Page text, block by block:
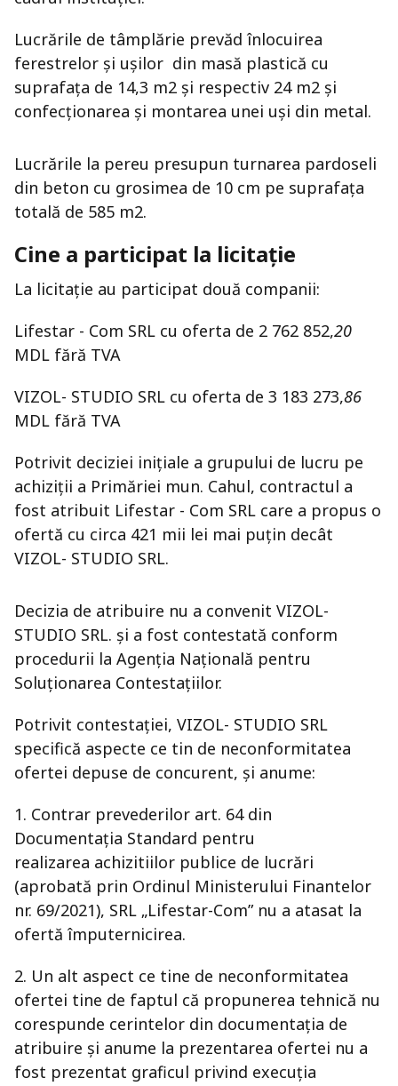
Lucrările de tâmplărie prevăd înlocuirea
ferestrelor și ușilor din masă plastică cu
suprafața de 14,3 m2 și respectiv 24 m2 și
confecționarea și montarea unei uși din metal.
Lucrările la pereu presupun turnarea pardoseli
din beton cu grosimea de 10 cm pe suprafața
totală de 585 m2.
Cine a participat la licitație
La licitație au participat două companii:
Lifestar - Com SRL cu oferta de 2 762 852,20
MDL fără TVA
VIZOL- STUDIO SRL cu oferta de 3 183 273,86
MDL fără TVA
Potrivit deciziei inițiale a grupului de lucru pe
achiziții a Primăriei mun. Cahul, contractul a
fost atribuit Lifestar - Com SRL care a propus o
ofertă cu circa 421 mii lei mai puțin decât
VIZOL- STUDIO SRL.
Decizia de atribuire nu a convenit VIZOL-
STUDIO SRL. și a fost contestată conform
procedurii la Agenția Națională pentru
Soluționarea Contestațiilor.
Potrivit contestației, VIZOL- STUDIO SRL
specifică aspecte ce tin de neconformitatea
ofertei depuse de concurent, și anume:
1. Contrar prevederilor art. 64 din
Documentația Standard pentru
realizarea achizitiilor publice de lucrări
(aprobată prin Ordinul Ministerului Finantelor
nr. 69/2021), SRL „Lifestar-Com” nu a atasat la
ofertă împuternicirea.
2. Un alt aspect ce tine de neconformitatea
ofertei tine de faptul că propunerea tehnică nu
corespunde cerintelor din documentația de
atribuire și anume la prezentarea ofertei nu a
fost prezentat graficul privind execuția